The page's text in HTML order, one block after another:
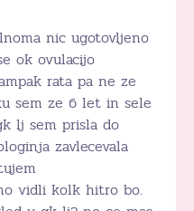
nic ugotovljeno
ok ovulacijo
rata pa ne ze
sem ze 6 let in sele
lj sem prisla do
zavlecevala
vidli kolk hitro bo.